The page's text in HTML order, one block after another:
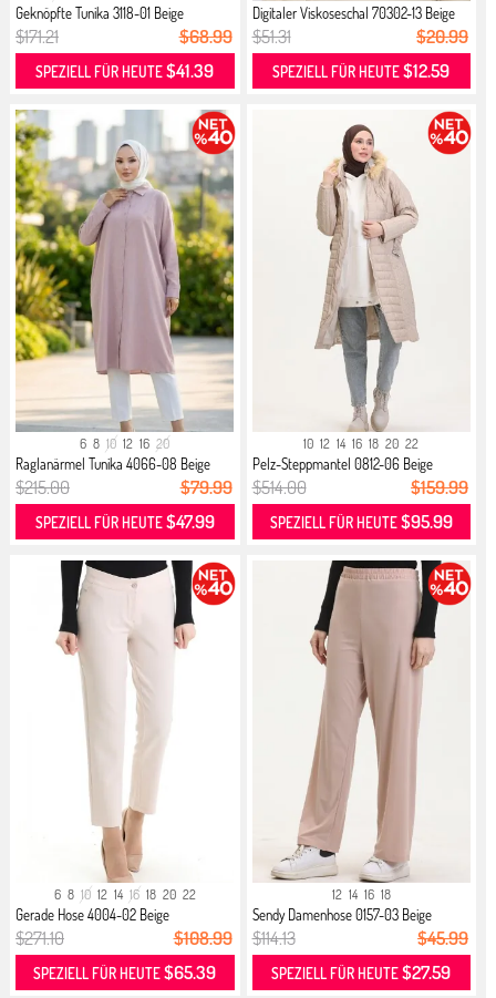
Geknöpfte Tunika 3118-01 Beige
$171.21 $68.99
SPEZIELL FÜR HEUTE$41.39
Digitaler Viskoseschal 70302-13 Beige
$51.31 $20.99
SPEZIELL FÜR HEUTE$12.59
6 8 10 12 16 20
Raglanärmel Tunika 4066-08 Beige
$215.00 $79.99
SPEZIELL FÜR HEUTE$47.99
10 12 14 16 18 20 22
Pelz-Steppmantel 0812-06 Beige
$514.00 $159.99
SPEZIELL FÜR HEUTE$95.99
6 8 10 12 14 16 18 20 22
Gerade Hose 4004-02 Beige
$271.10 $108.99
SPEZIELL FÜR HEUTE$65.39
12 14 16 18
Sendy Damenhose 0157-03 Beige
$114.13 $45.99
SPEZIELL FÜR HEUTE$27.59